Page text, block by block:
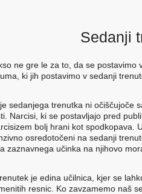
Sedanji
ne gre le za to, da se postavimo
ki jih postavimo v sedanji
sedanjega trenutka ni očiščujoče
Narcisi, ki se postavljajo pred
bolj hrani kot spodkopava.
osredotočeni na sedanji
zaznavnega učinka na njihovo
je edina učilnica, kjer se
resnic. Ko zavzamemo naš